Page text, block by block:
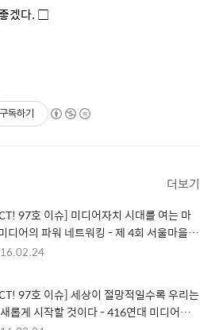
겠다. □
구독하기
더보기
97호 이슈] 미디어자치 시대를 여는 마
디어의 파워 네트워킹 - 제 4회 서울마을미
축제 포럼
97호 이슈] 세상이 절망적일수록 우리는
롭게 시작할 것이다 - 416연대 미디어위